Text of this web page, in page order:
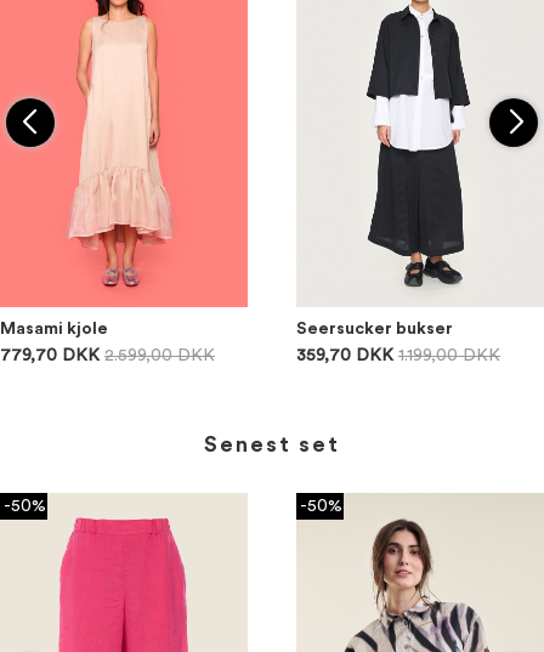
Masami kjole
779,70 DKK 2.599,00 DKK
Seersucker bukser
359,70 DKK 1.199,00 DKK
Senest set
-50% -50%